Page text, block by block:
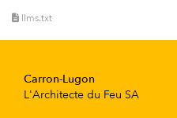
llms.txt
Carron-Lugon
L'Architecte du Feu SA